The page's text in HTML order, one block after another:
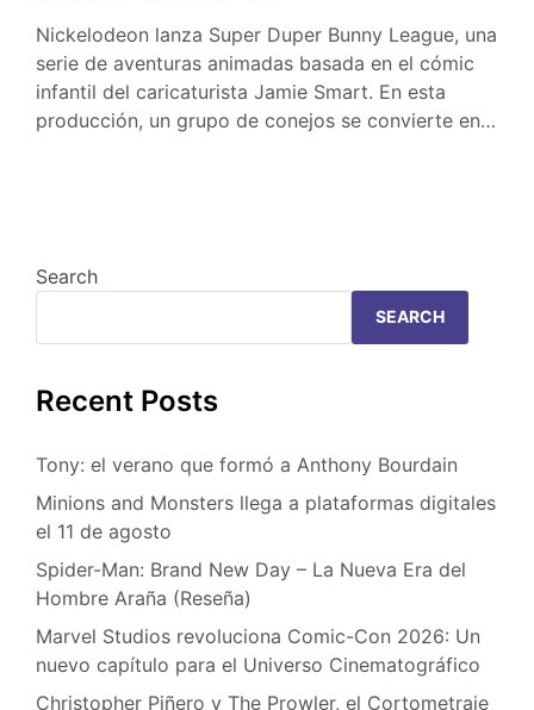
Nickelodeon lanza Super Duper Bunny League, una
serie de aventuras animadas basada en el cómic
infantil del caricaturista Jamie Smart. En esta
producción, un grupo de conejos se convierte en…
Search
SEARCH
Recent Posts
Tony: el verano que formó a Anthony Bourdain
Minions and Monsters llega a plataformas digitales
el 11 de agosto
Spider-Man: Brand New Day – La Nueva Era del
Hombre Araña (Reseña)
Marvel Studios revoluciona Comic-Con 2026: Un
nuevo capítulo para el Universo Cinematográfico
Christopher Piñero y The Prowler, el Cortometraje